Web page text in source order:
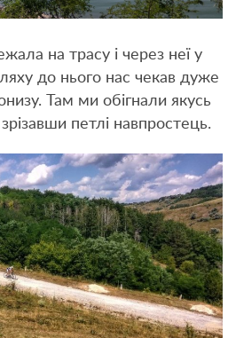
на трасу і через неї у
до нього нас чекав дуже
Там ми обігнали якусь
петлі навпростець.